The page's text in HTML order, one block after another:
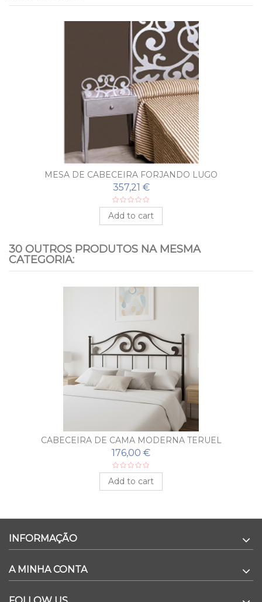
MESA DE CABECEIRA FORJANDO LUGO
357,21 €
Add to cart
30 OUTROS PRODUTOS NA MESMA
CATEGORIA:
CABECEIRA DE CAMA MODERNA TERUEL
176,00 €
Add to cart
INFORMAÇÃO
A MINHA CONTA